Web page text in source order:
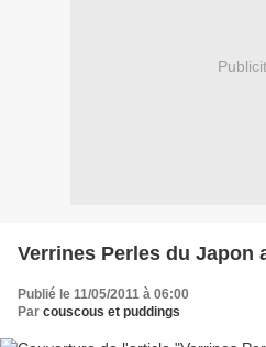
Verrines Perles du Japon
Publié le 11/05/2011 à 06:00
Par couscous et puddings